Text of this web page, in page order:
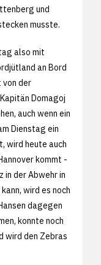
und
musste.
also mit
an Bord
von der
Domagoj
auch wenn ein
Dienstag ein
wird heute auch
kommt -
in der Abwehr in
wird es noch
dagegen
konnte noch
wird den Zebras